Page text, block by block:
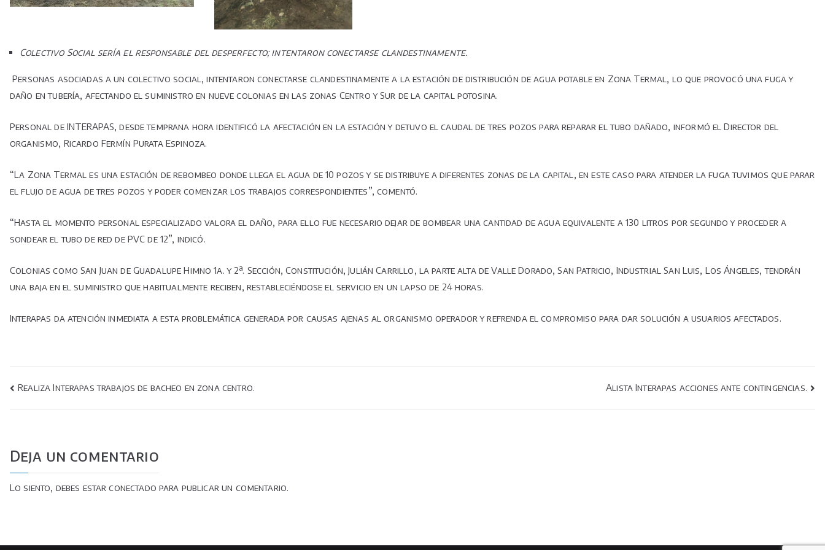
Colectivo Social sería el responsable del desperfecto; intentaron conectarse clandestinamente.
Personas asociadas a un colectivo social, intentaron conectarse clandestinamente a la estación de distribución de agua potable en Zona Termal, lo que provocó una fuga y
daño en tubería, afectando el suministro en nueve colonias en las zonas Centro y Sur de la capital potosina.
Personal de INTERAPAS, desde temprana hora identificó la afectación en la estación y detuvo el caudal de tres pozos para reparar el tubo dañado, informó el Director del
organismo, Ricardo Fermín Purata Espinoza.
“La Zona Termal es una estación de rebombeo donde llega el agua de 10 pozos y se distribuye a diferentes zonas de la capital, en este caso para atender la fuga tuvimos que parar
el flujo de agua de tres pozos y poder comenzar los trabajos correspondientes”, comentó.
“Hasta el momento personal especializado valora el daño, para ello fue necesario dejar de bombear una cantidad de agua equivalente a 130 litros por segundo y proceder a
sondear el tubo de red de PVC de 12”, indicó.
Colonias como San Juan de Guadalupe Himno 1a. y 2ª. Sección, Constitución, Julián Carrillo, la parte alta de Valle Dorado, San Patricio, Industrial San Luis, Los Ángeles, tendrán
una baja en el suministro que habitualmente reciben, restableciéndose el servicio en un lapso de 24 horas.
Interapas da atención inmediata a esta problemática generada por causas ajenas al organismo operador y refrenda el compromiso para dar solución a usuarios afectados.
Navegación
de
Realiza Interapas trabajos de bacheo en zona centro. Alista Interapas acciones ante contingencias.
Deja un comentario
Lo siento, debes estarconectado para publicar un comentario.